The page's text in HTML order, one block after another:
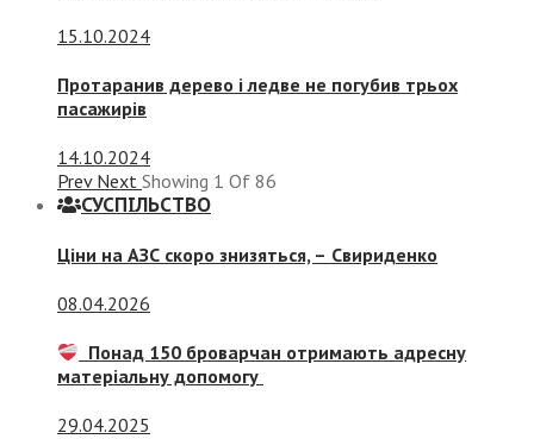
15.10.2024
Протаранив дерево і ледве не погубив трьох
пасажирів
14.10.2024
Prev Next Showing 1 Of 86
СУСПIЛЬСТВО
Ціни на АЗС скоро знизяться, – Свириденко
08.04.2026
Понад 150 броварчан отримають адресну
матеріальну допомогу
29.04.2025